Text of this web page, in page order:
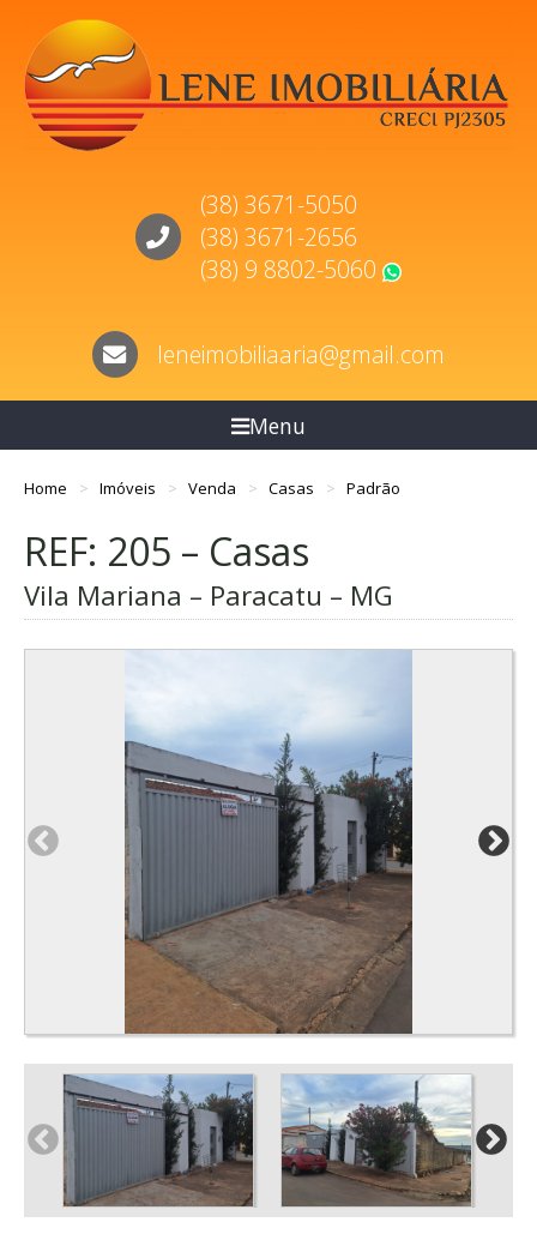
(38) 3671-5050
(38) 3671-2656
(38) 9 8802-5060
leneimobiliaaria@gmail.com
Menu
Home Imóveis Venda Casas Padrão
REF: 205 – Casas
Vila Mariana – Paracatu – MG